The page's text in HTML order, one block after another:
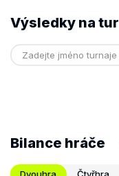
Výsledky na
Bilance hráče